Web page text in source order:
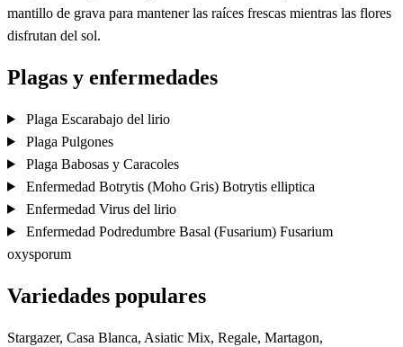
mantillo de grava para mantener las raíces frescas mientras las flores
disfrutan del sol.
Plagas y enfermedades
Plaga Escarabajo del lirio
Plaga Pulgones
Plaga Babosas y Caracoles
Enfermedad Botrytis (Moho Gris) Botrytis elliptica
Enfermedad Virus del lirio
Enfermedad Podredumbre Basal (Fusarium) Fusarium
oxysporum
Variedades populares
Stargazer, Casa Blanca, Asiatic Mix, Regale, Martagon,